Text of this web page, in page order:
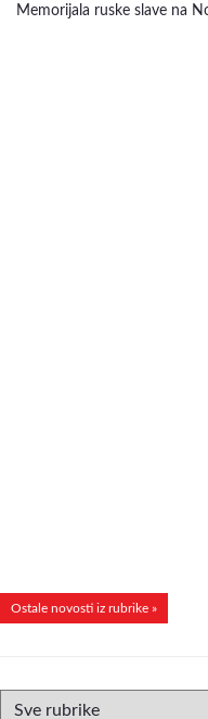
Memorijala ruske slave na
Ostale novosti iz rubrike »